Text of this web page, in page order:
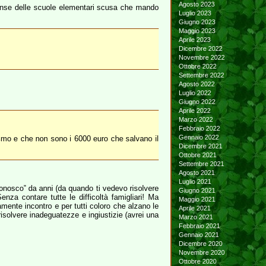
delle scuole elementari scusa che mando
e che non sono i 6000 euro che salvano il
da anni (da quando ti vedevo risolvere
contare tutte le difficoltà famigliari! Ma
incontro e per tutti coloro che alzano le
inadeguatezze e ingiustizie (avrei una
Agosto 2023
Luglio 2023
Giugno 2023
Maggio 2023
Aprile 2023
Dicembre 2022
Novembre 2022
Ottobre 2022
Settembre 2022
Agosto 2022
Luglio 2022
Giugno 2022
Aprile 2022
Marzo 2022
Febbraio 2022
Gennaio 2022
Dicembre 2021
Ottobre 2021
Settembre 2021
Agosto 2021
Luglio 2021
Giugno 2021
Maggio 2021
Aprile 2021
Marzo 2021
Febbraio 2021
Gennaio 2021
Dicembre 2020
Novembre 2020
Ottobre 2020